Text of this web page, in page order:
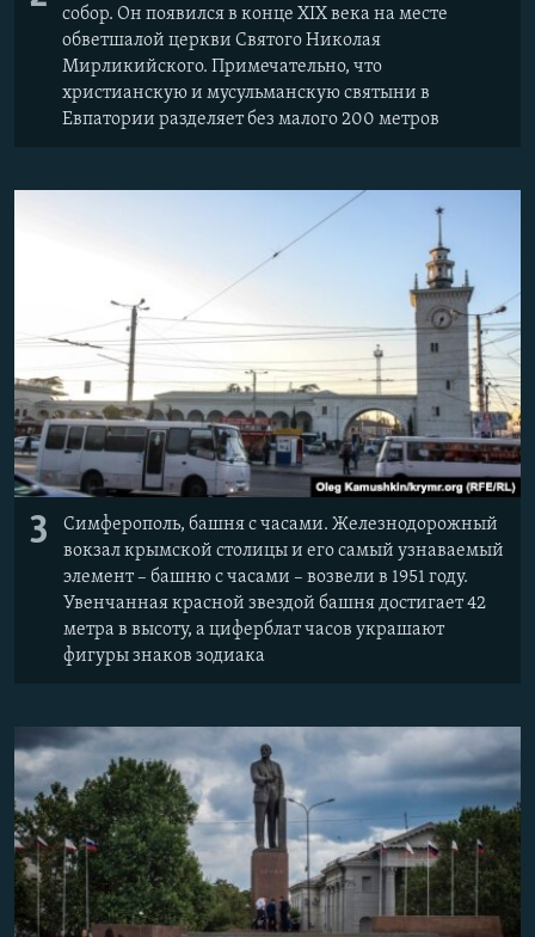
собор. Он появился в конце XIX века на месте
обветшалой церкви Святого Николая
Мирликийского. Примечательно, что
христианскую и мусульманскую святыни в
Евпатории разделяет без малого 200 метров
3
Симферополь, башня с часами. Железнодорожный
вокзал крымской столицы и его самый узнаваемый
элемент – башню с часами – возвели в 1951 году.
Увенчанная красной звездой башня достигает 42
метра в высоту, а циферблат часов украшают
фигуры знаков зодиака